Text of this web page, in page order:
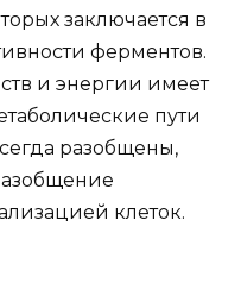
заключается в
ферментов.
и энергии имеет
пути
разобщены,
клеток.